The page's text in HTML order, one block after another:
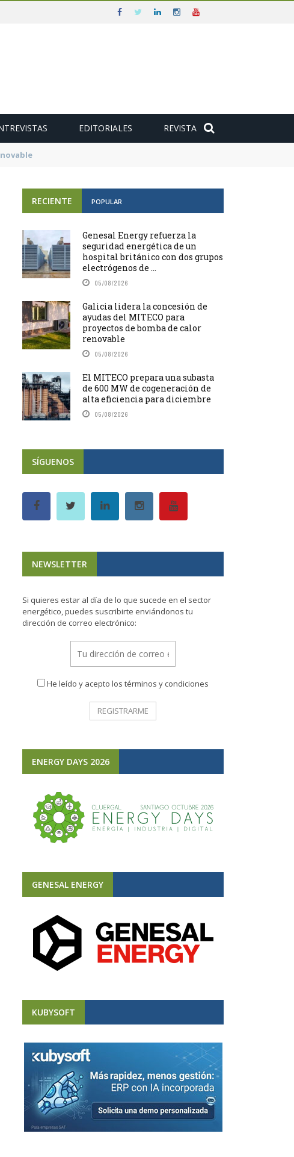
EDITORIALES REVISTA
RECIENTE POPULAR
Genesal Energy refuerza la
seguridad energética de un
hospital británico con dos grupos
electrógenos de ...
05/08/2026
Galicia lidera la concesión de
ayudas del MITECO para
proyectos de bomba de calor
renovable
05/08/2026
El MITECO prepara una subasta
de 600 MW de cogeneración de
alta eficiencia para diciembre
05/08/2026
SÍGUENOS
NEWSLETTER
Si quieres estar al día de lo que sucede en el sector
energético, puedes suscribirte enviándonos tu
dirección de correo electrónico:
He leído y acepto los términos y condiciones
ENERGY DAYS 2026
GENESAL ENERGY
KUBYSOFT